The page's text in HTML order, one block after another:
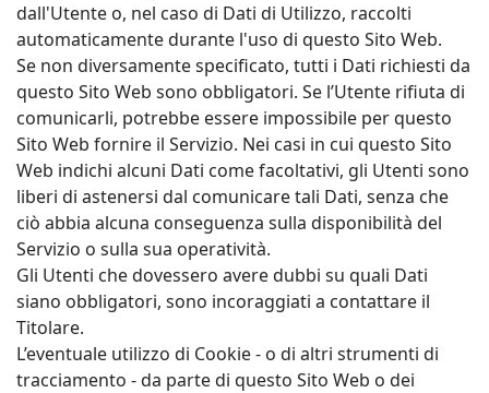
dall'Utente o, nel caso di Dati di Utilizzo, raccolti
automaticamente durante l'uso di questo Sito Web.
Se non diversamente specificato, tutti i Dati richiesti da
questo Sito Web sono obbligatori. Se l’Utente rifiuta di
comunicarli, potrebbe essere impossibile per questo
Sito Web fornire il Servizio. Nei casi in cui questo Sito
Web indichi alcuni Dati come facoltativi, gli Utenti sono
liberi di astenersi dal comunicare tali Dati, senza che
ciò abbia alcuna conseguenza sulla disponibilità del
Servizio o sulla sua operatività.
Gli Utenti che dovessero avere dubbi su quali Dati
siano obbligatori, sono incoraggiati a contattare il
Titolare.
L’eventuale utilizzo di Cookie - o di altri strumenti di
tracciamento - da parte di questo Sito Web o dei